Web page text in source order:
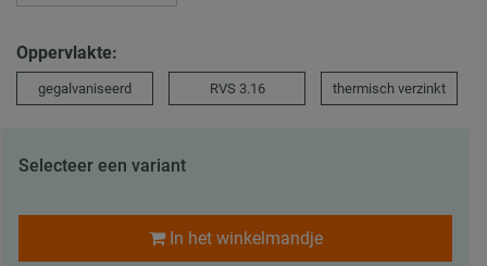
Oppervlakte:
gegalvaniseerd RVS 3.16 thermisch verzinkt
Selecteer een variant
In het winkelmandje